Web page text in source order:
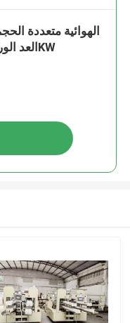
العد الورقية منديل 5.5KW